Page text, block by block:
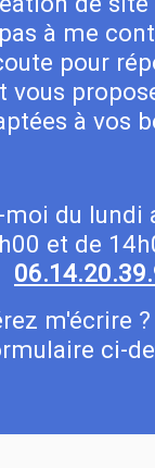
à me
pour
vous
à vos
du lundi
et de
m'écrire
ci-